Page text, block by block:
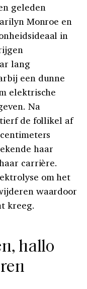
geleden
Monroe en
in
lang
een dunne
elektrische
Na
de follikel af
haar
carrière.
om het
waardoor
kreeg.
hallo